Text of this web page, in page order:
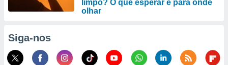
limpo? O que esperar e para onde
olhar
Siga-nos